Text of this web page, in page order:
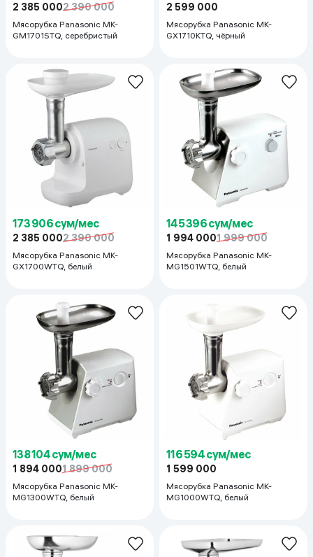
2 385 0002 390 000
Мясорубка Panasonic MK-
GM1701STQ, серебристый
2 599 000
Мясорубка Panasonic MK-
GX1710KTQ, чёрный
173 906 сум/мес
2 385 0002 390 000
Мясорубка Panasonic MK-
GX1700WTQ, белый
145 396 сум/мес
1 994 0001 999 000
Мясорубка Panasonic MK-
MG1501WTQ, белый
138 104 сум/мес
1 894 0001 899 000
Мясорубка Panasonic MK-
MG1300WTQ, белый
116 594 сум/мес
1 599 000
Мясорубка Panasonic MK-
MG1000WTQ, белый